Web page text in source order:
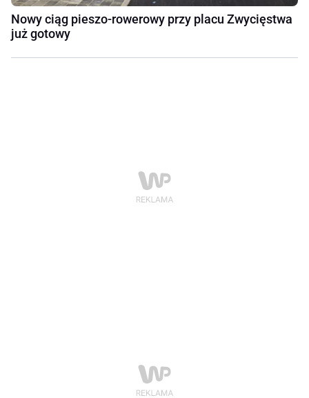
Nowy ciąg pieszo-rowerowy przy placu Zwycięstwa
już gotowy